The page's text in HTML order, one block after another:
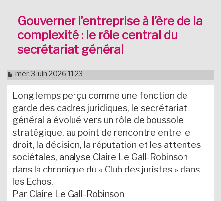
Gouverner l’entreprise à l’ère de la
complexité : le rôle central du
secrétariat général
M
e
s
a
g
e
o
n
u
mer. 3 juin 2026 11:23
Longtemps perçu comme une fonction de
garde des cadres juridiques, le secrétariat
général a évolué vers un rôle de boussole
stratégique, au point de rencontre entre le
droit, la décision, la réputation et les attentes
sociétales, analyse Claire Le Gall-Robinson
dans la chronique du « Club des juristes » dans
les Echos.
Par Claire Le Gall-Robinson